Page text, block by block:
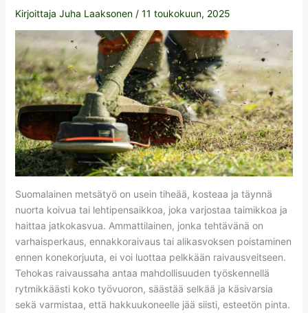
Kirjoittaja Juha Laaksonen / 11 toukokuun, 2025
Suomalainen metsätyö on usein tiheää, kosteaa ja täynnä
nuorta koivua tai lehtipensaikkoa, joka varjostaa taimikkoa ja
haittaa jatkokasvua. Ammattilainen, jonka tehtävänä on
varhaisperkaus, ennakkoraivaus tai alikasvoksen poistaminen
ennen konekorjuuta, ei voi luottaa pelkkään raivausveitseen.
Tehokas raivaussaha antaa mahdollisuuden työskennellä
rytmikkäästi koko työvuoron, säästää selkää ja käsivarsia
sekä varmistaa, että hakkuukoneelle jää siisti, esteetön pinta.